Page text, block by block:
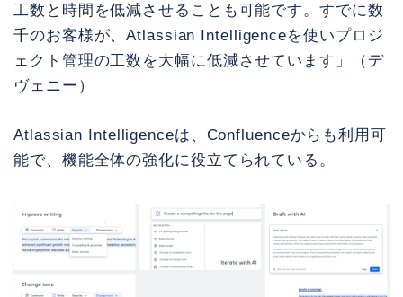
工数と時間を低減させることも可能です。すでに数
千のお客様が、Atlassian Intelligenceを使いプロジ
ェクト管理の工数を大幅に低減させています」（デ
ヴェニー）
Atlassian Intelligenceは、Confluenceからも利用可
能で、機能全体の強化に役立てられている。